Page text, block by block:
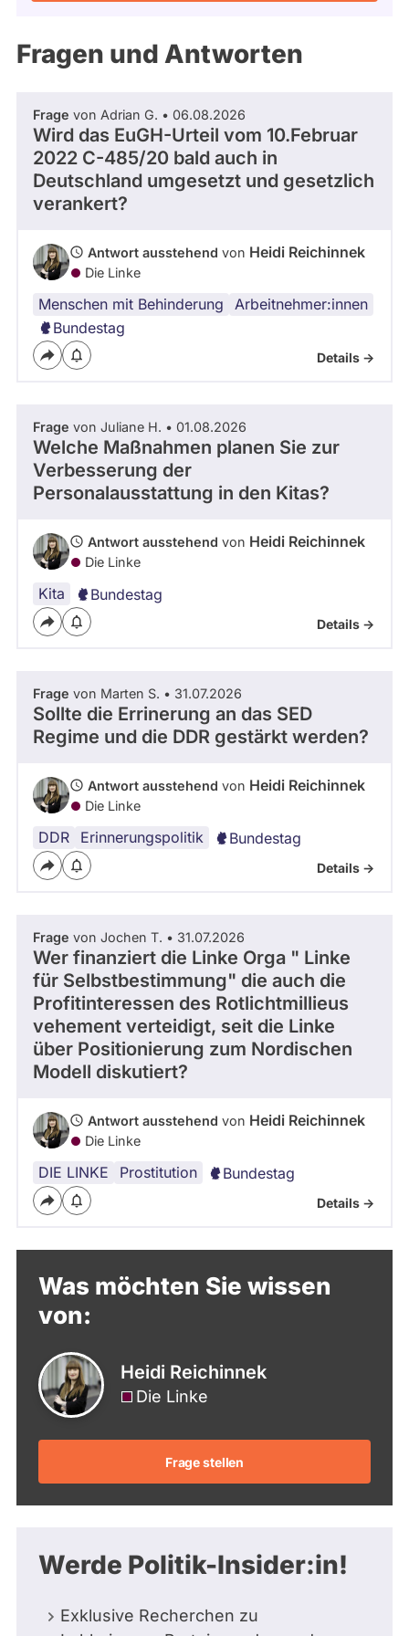
Mandaten
werden
Fragen und Antworten
Frage von Adrian G. • 06.08.2026
Wird das EuGH-Urteil vom 10.Februar
2022 C-485/20 bald auch in
Deutschland umgesetzt und gesetzlich
verankert?
Antwort ausstehend von Heidi Reichinnek
Die Linke
Menschen mit Behinderung
Arbeitnehmer:innen
Bundestag
Details ->
Frage von Juliane H. • 01.08.2026
Welche Maßnahmen planen Sie zur
Verbesserung der
Personalausstattung in den Kitas?
Antwort ausstehend von Heidi Reichinnek
Die Linke
Kita Bundestag
Details ->
Frage von Marten S. • 31.07.2026
Sollte die Errinerung an das SED
Regime und die DDR gestärkt werden?
Antwort ausstehend von Heidi Reichinnek
Die Linke
DDR Erinnerungspolitik Bundestag
Details ->
Frage von Jochen T. • 31.07.2026
Wer finanziert die Linke Orga " Linke
für Selbstbestimmung" die auch die
Profitinteressen des Rotlichtmillieus
vehement verteidigt, seit die Linke
über Positionierung zum Nordischen
Modell diskutiert?
Antwort ausstehend von Heidi Reichinnek
Die Linke
DIE LINKE Prostitution Bundestag
Details ->
Was möchten Sie wissen
von:
Heidi Reichinnek
Die Linke
Frage stellen
Werde Politik-Insider:in!
Exklusive Recherchen zu